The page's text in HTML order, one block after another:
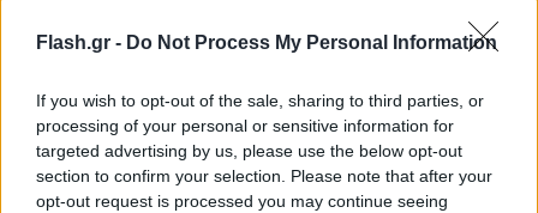
Flash.gr - Do Not Process My Personal Information
If you wish to opt-out of the sale, sharing to third parties, or
processing of your personal or sensitive information for
targeted advertising by us, please use the below opt-out
section to confirm your selection. Please note that after your
opt-out request is processed you may continue seeing
έχει περάσει, έχει τελειώσει και νομίζω πως δεν
υπάρχει λόγος να λέει κανείς τι έχει κάνει, με
και με ποιους δεν έχει κάνει.